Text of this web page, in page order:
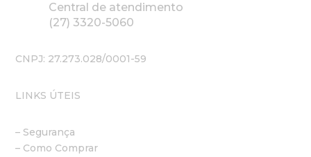
Central de atendimento
(27) 3320-5060
CNPJ: 27.273.028/0001-59
LINKS ÚTEIS
– Segurança
– Como Comprar